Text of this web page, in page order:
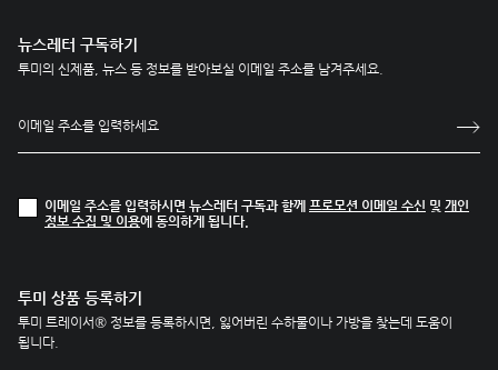
뉴스레터 구독하기
투미의 신제품, 뉴스 등 정보를 받아보실 이메일 주소를 남겨주세요.
이메일 주소를 입력하시면 뉴스레터 구독과 함께 프로모션 이메일 수신 및 개인
정보 수집 및 이용에 동의하게 됩니다.
투미 상품 등록하기
투미 트레이서® 정보를 등록하시면, 잃어버린 수하물이나 가방을 찾는데 도움이
됩니다.